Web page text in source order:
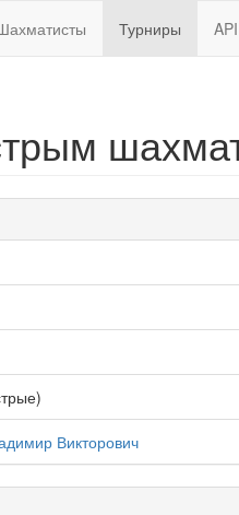
Турниры API
Викторович